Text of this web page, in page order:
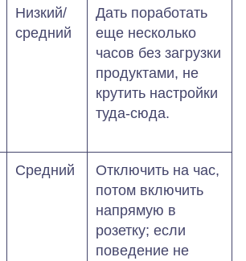
Низкий/
средний
Дать поработать
еще несколько
часов без загрузки
продуктами, не
крутить настройки
туда‑сюда.
Средний
Отключить на час,
потом включить
напрямую в
розетку; если
поведение не